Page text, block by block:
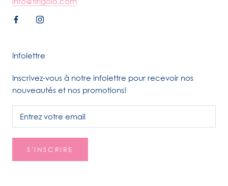
Infolettre
Inscrivez-vous à notre infolettre pour recevoir nos
nouveautés et nos promotions!
S'INSCRIRE